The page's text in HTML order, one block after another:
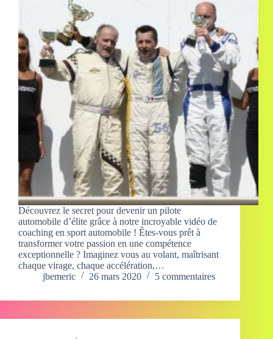
Découvrez le secret pour devenir un pilote
automobile d’élite grâce à notre incroyable vidéo de
coaching en sport automobile ! Êtes-vous prêt à
transformer votre passion en une compétence
exceptionnelle ? Imaginez vous au volant, maîtrisant
chaque virage, chaque accélération,…
jbemeric
26 mars 2020 5 commentaires